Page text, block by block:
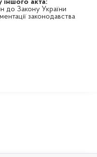
іншого акта:
до Закону України
законодавства